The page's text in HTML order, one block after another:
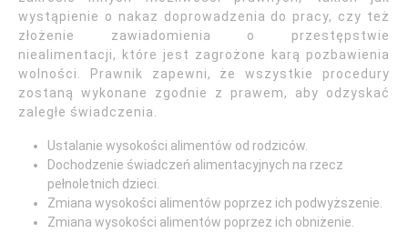
wystąpienie o nakaz doprowadzenia do pracy, czy też
złożenie zawiadomienia o przestępstwie
niealimentacji, które jest zagrożone karą pozbawienia
wolności. Prawnik zapewni, że wszystkie procedury
zostaną wykonane zgodnie z prawem, aby odzyskać
zaległe świadczenia.
Ustalanie wysokości alimentów od rodziców.
Dochodzenie świadczeń alimentacyjnych na rzecz
pełnoletnich dzieci.
Zmiana wysokości alimentów poprzez ich podwyższenie.
Zmiana wysokości alimentów poprzez ich obniżenie.